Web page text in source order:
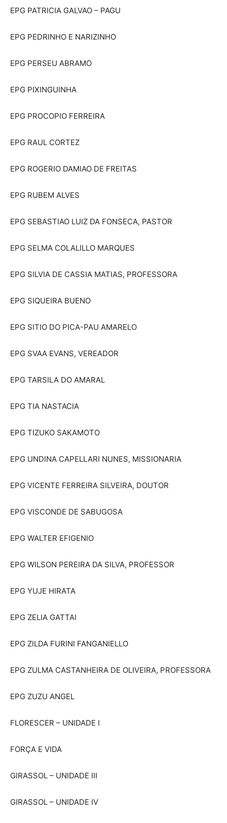
EPG PATRICIA GALVAO – PAGU
EPG PEDRINHO E NARIZINHO
EPG PERSEU ABRAMO
EPG PIXINGUINHA
EPG PROCOPIO FERREIRA
EPG RAUL CORTEZ
EPG ROGERIO DAMIAO DE FREITAS
EPG RUBEM ALVES
EPG SEBASTIAO LUIZ DA FONSECA, PASTOR
EPG SELMA COLALILLO MARQUES
EPG SILVIA DE CASSIA MATIAS, PROFESSORA
EPG SIQUEIRA BUENO
EPG SITIO DO PICA-PAU AMARELO
EPG SVAA EVANS, VEREADOR
EPG TARSILA DO AMARAL
EPG TIA NASTACIA
EPG TIZUKO SAKAMOTO
EPG UNDINA CAPELLARI NUNES, MISSIONARIA
EPG VICENTE FERREIRA SILVEIRA, DOUTOR
EPG VISCONDE DE SABUGOSA
EPG WALTER EFIGENIO
EPG WILSON PEREIRA DA SILVA, PROFESSOR
EPG YUJE HIRATA
EPG ZELIA GATTAI
EPG ZILDA FURINI FANGANIELLO
EPG ZULMA CASTANHEIRA DE OLIVEIRA, PROFESSORA
EPG ZUZU ANGEL
FLORESCER – UNIDADE I
FORÇA E VIDA
GIRASSOL – UNIDADE III
GIRASSOL – UNIDADE IV